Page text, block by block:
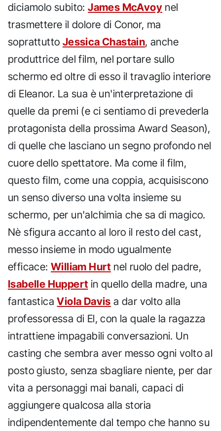
diciamolo subito:James McAvoy nel
trasmettere il dolore di Conor, ma
soprattutto Jessica Chastain, anche
produttrice del film, nel portare sullo
schermo ed oltre di esso il travaglio interiore
di Eleanor. La sua è un'interpretazione di
quelle da premi (e ci sentiamo di prevederla
protagonista della prossima Award Season),
di quelle che lasciano un segno profondo nel
cuore dello spettatore. Ma come il film,
questo film, come una coppia, acquisiscono
un senso diverso una volta insieme su
schermo, per un'alchimia che sa di magico.
Nè sfigura accanto al loro il resto del cast,
messo insieme in modo ugualmente
efficace:William Hurt nel ruolo del padre,
Isabelle Huppert in quello della madre, una
fantasticaViola Davis a dar volto alla
professoressa di El, con la quale la ragazza
intrattiene impagabili conversazioni. Un
casting che sembra aver messo ogni volto al
posto giusto, senza sbagliare niente, per dar
vita a personaggi mai banali, capaci di
aggiungere qualcosa alla storia
indipendentemente dal tempo che hanno su